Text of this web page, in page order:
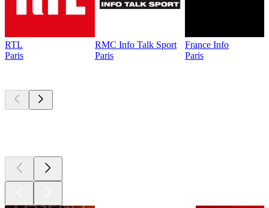
RTL
Paris
RMC Info Talk Sport
Paris
France Info
Paris